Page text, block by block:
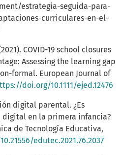
estrategia-seguida-para-
curriculares-en-el-
COVID-19 school closures
Assessing the learning gap
formal. European Journal of
doi.org/10.1111/ejed.12476
digital parental. ¿Es
digital en la primera infancia?
de Tecnología Educativa,
edutec.2021.76.2037